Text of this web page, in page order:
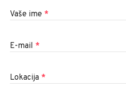
Vaše ime *
E-mail *
Lokacija *